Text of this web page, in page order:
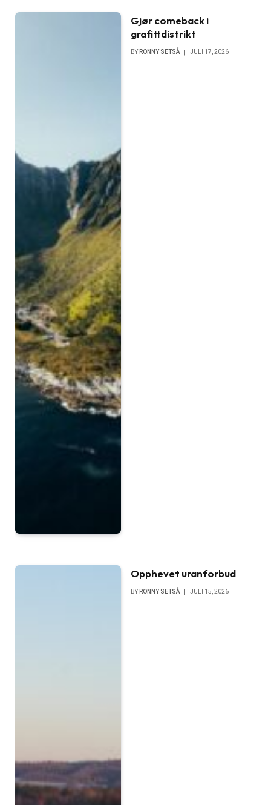
Gjør comeback i
grafittdistrikt
BY RONNY SETSÅ JULI 17, 2026
Opphevet uranforbud
BY RONNY SETSÅ JULI 15, 2026